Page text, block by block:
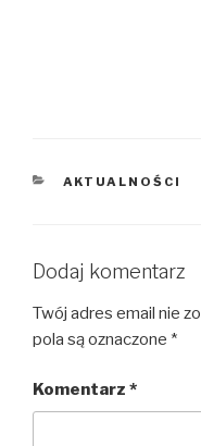
KATEGORIE
AKTUALNOŚCI
Dodaj komentarz
Twój adres email nie
pola są oznaczone *
Komentarz *